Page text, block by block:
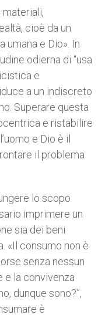
materiali,
cioè da un
umana e Dio». In
odierna di “usa
e
a un indiscreto
Superare questa
e ristabilire
e Dio è il
il problema
lo scopo
imprimere un
sia dei beni
«Il consumo non è
senza nessun
e la convivenza
dunque sono?”,
è